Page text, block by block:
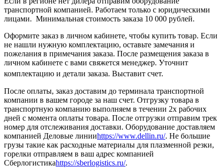
транспортной компанией. Работаем только с юридическими
лицами. Минимальная стоимость заказа 10 000 рублей.
Оформите заказ в личном кабинете, чтобы купить товар. Если
не нашли нужную комплектацию, оставьте замечания и
пожелания в примечания заказа. После размещения заказа в
личном кабинете с вами свяжется менеджер. Уточнит
комплектацию и детали заказа. Выставит счет.
После оплаты, заказ доставим до терминала транспортной
компании в вашем городе за наш счет. Отгрузку товара в
транспортную компанию выполняем в течении 2х рабочих
дней с момента оплаты товара. После отгрузки отправим трек
номер для отслеживания доставки. Оборудование доставляем
компанией Деловые линииhttps://www.dellin.ru/. Не большие
грузы такие как расходные материалы для плазменной резки,
горелки отправляем в ваш адрес компанией
Сберлогистикаhttps://sberlogistics.ru/.